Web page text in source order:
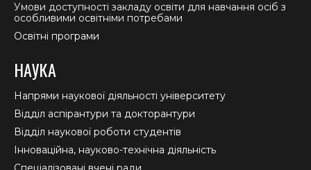
Умови доступності закладу освіти для навчання осіб з
особливими освітніми потребами
Освітні програми
НАУКА
Напрями наукової діяльності університету
Відділ аспірантури та докторантури
Відділ наукової роботи студентів
Інноваційна, науково-технічна діяльність